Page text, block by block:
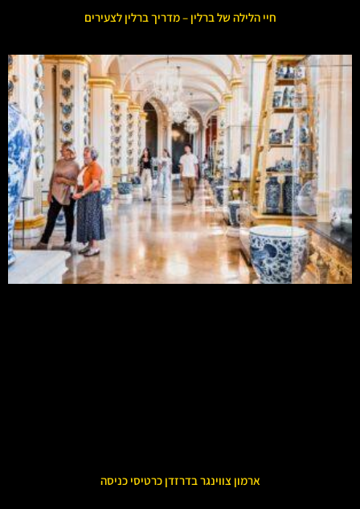
חיי הלילה של ברלין – מדריך ברלין לצעירים
ארמון צווינגר בדרזדן כרטיסי כניסה